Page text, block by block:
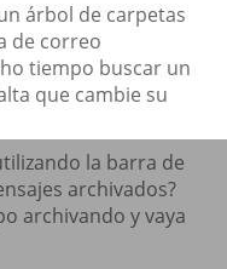
árbol de carpetas
de correo
tiempo buscar un
que cambie su
la barra de
archivados?
archivando y vaya